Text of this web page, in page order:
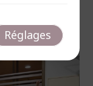
Réglages